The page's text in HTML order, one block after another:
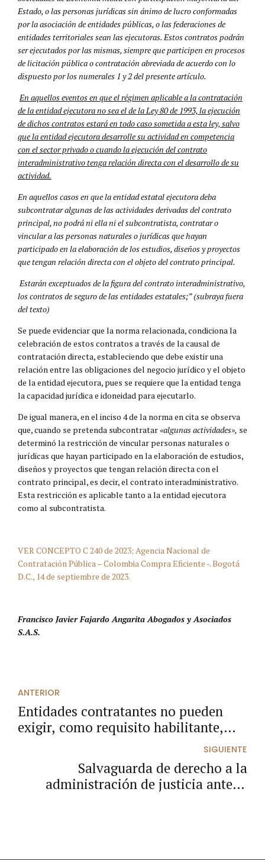
Estado, o las personas jurídicas sin ánimo de lucro conformadas
por la asociación de entidades públicas, o las federaciones de
entidades territoriales sean las ejecutoras. Estos contratos podrán
ser ejecutados por las mismas, siempre que participen en procesos
de licitación pública o contratación abreviada de acuerdo con lo
dispuesto por los numerales 1 y 2 del presente artículo.
En aquellos eventos en que el régimen aplicable a la contratación
de la entidad ejecutora no sea el de la Ley 80 de 1993, la ejecución
de dichos contratos estará en todo caso sometida a esta ley, salvo
que la entidad ejecutora desarrolle su actividad en competencia
con el sector privado o cuando la ejecución del contrato
interadministrativo tenga relación directa con el desarrollo de su
actividad.
En aquellos casos en que la entidad estatal ejecutora deba
subcontratar algunas de las actividades derivadas del contrato
principal, no podrá ni ella ni el subcontratista, contratar o
vincular a las personas naturales o jurídicas que hayan
participado en la elaboración de los estudios, diseños y proyectos
que tengan relación directa con el objeto del contrato principal.
Estarán exceptuados de la figura del contrato interadministrativo,
los contratos de seguro de las entidades estatales;” (subraya fuera
del texto)
Se puede evidenciar que la norma relacionada, condiciona la
celebración de estos contratos a través de la causal de
contratación directa, estableciendo que debe existir una
relación entre las obligaciones del negocio jurídico y el objeto
de la entidad ejecutora, pues se requiere que la entidad tenga
la capacidad jurídica e idoneidad para ejecutarlo.
De igual manera, en el inciso 4 de la norma en cita se observa
que, cuando se pretenda subcontratar«algunas actividades», se
determinó la restricción de vincular personas naturales o
jurídicas que hayan participado en la elaboración de estudios,
diseños y proyectos que tengan relación directa con el
contrato principal, es decir, el contrato interadministrativo.
Esta restricción es aplicable tanto a la entidad ejecutora
como al subcontratista.
VER CONCEPTO C 240 de 2023; Agencia Nacional de
Contratación Pública – Colombia Compra Eficiente -. Bogotá
D.C., 14 de septiembre de 2023.
Francisco Javier Fajardo Angarita Abogados y Asociados
S.A.S.
ANTERIOR
Entidades contratantes no pueden
exigir, como requisito habilitante,
que el proponente tenga residencia en
el lugar donde se ejecutará el
contrato.
SIGUIENTE
Salvaguarda de derecho a la
administración de justicia ante la